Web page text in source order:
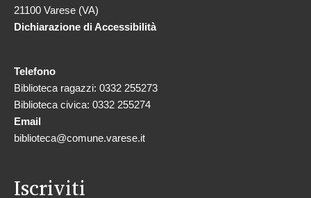
21100 Varese (VA)
Dichiarazione di Accessibilità
Telefono
Biblioteca ragazzi: 0332 255273
Biblioteca civica: 0332 255274
Email
biblioteca@comune.varese.it
Iscriviti